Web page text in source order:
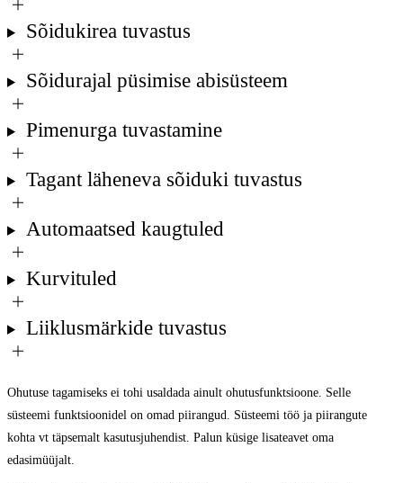
Sõidukirea tuvastus
Sõidurajal püsimise abisüsteem
Pimenurga tuvastamine
Tagant läheneva sõiduki tuvastus
Automaatsed kaugtuled
Kurvituled
Liiklusmärkide tuvastus
Ohutuse tagamiseks ei tohi usaldada ainult ohutusfunktsioone. Selle
süsteemi funktsioonidel on omad piirangud. Süsteemi töö ja piirangute
kohta vt täpsemalt kasutusjuhendist. Palun küsige lisateavet oma
edasimüüjalt.